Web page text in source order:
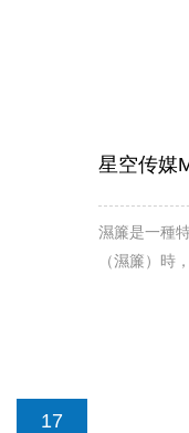
星空传媒
濕簾是一種特
（濕簾）時
17